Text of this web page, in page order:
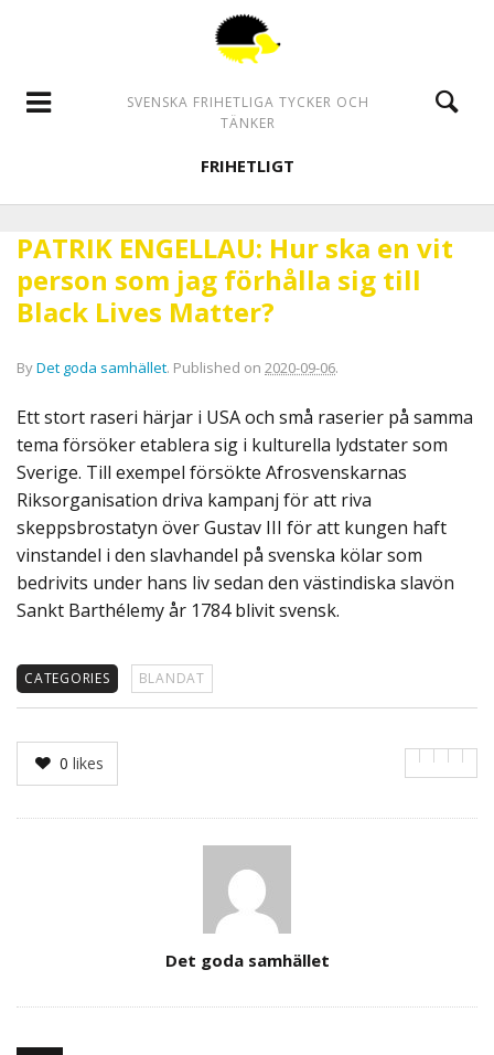
SVENSKA FRIHETLIGA TYCKER OCH
TÄNKER
FRIHETLIGT
PATRIK ENGELLAU: Hur ska en vit
person som jag förhålla sig till
Black Lives Matter?
ByDet goda samhället. Published on 2020-09-06.
Ett stort raseri härjar i USA och små raserier på samma
tema försöker etablera sig i kulturella lydstater som
Sverige. Till exempel försökte Afrosvenskarnas
Riksorganisation driva kampanj för att riva
skeppsbrostatyn över Gustav III för att kungen haft
vinstandel i den slavhandel på svenska kölar som
bedrivits under hans liv sedan den västindiska slavön
Sankt Barthélemy år 1784 blivit svensk.
CATEGORIES BLANDAT
0 likes
Det goda samhället